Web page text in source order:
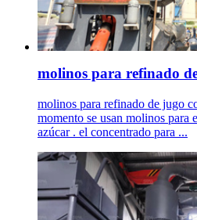
molinos para refinado
molinos para refinado de jugo
momento se usan molinos para
azúcar . el concentrado para ...